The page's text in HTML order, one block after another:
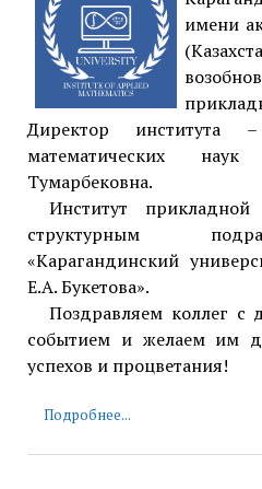
имени
Директор института
математических
Тумарбековна.
Институт прикладной
структурным
«Карагандинский
Е.А. Букетова».
Поздравляем коллег с
событием и желаем им
успехов и процветания!
Подробнее...